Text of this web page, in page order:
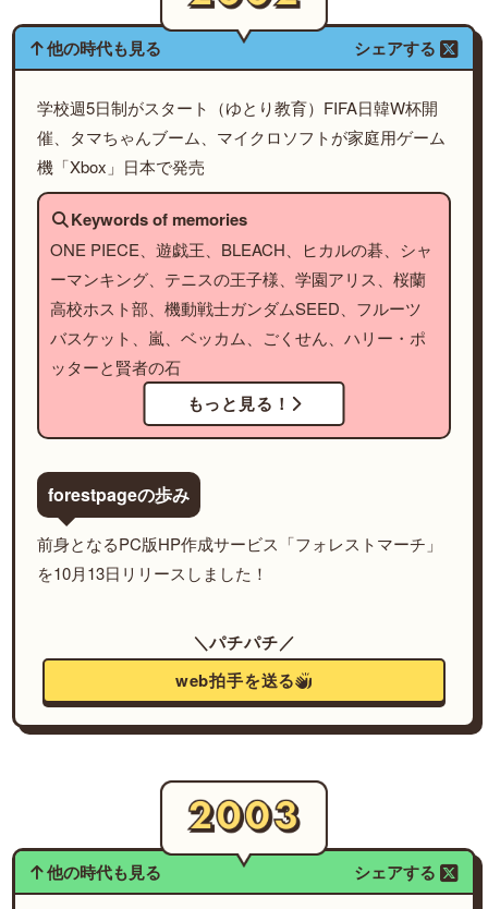
他の時代も見る シェアする
学校週5日制がスタート（ゆとり教育）FIFA日韓W杯開
催、タマちゃんブーム、マイクロソフトが家庭用ゲーム
機「Xbox」日本で発売
Keywords of memories
ONE PIECE、遊戯王、BLEACH、ヒカルの碁、シャ
ーマンキング、テニスの王子様、学園アリス、桜蘭
高校ホスト部、機動戦士ガンダムSEED、フルーツ
バスケット、嵐、ベッカム、ごくせん、ハリー・ポ
ッターと賢者の石
もっと見る！
forestpageの歩み
前身となるPC版HP作成サービス「フォレストマーチ」
を10月13日リリースしました！
＼パチパチ／
web拍手を送る
他の時代も見る シェアする